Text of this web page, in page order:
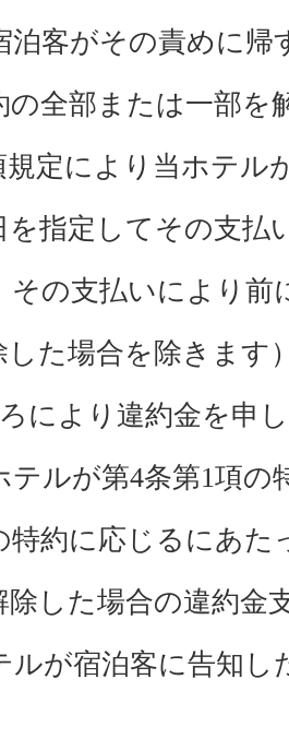
泊客がその責めに帰
の全部または一部を
規定により当ホテル
を指定してその支払
その支払いにより前
した場合を除きます
により違約金を申
テルが第4条第1項の
特約に応じるにあた
除した場合の違約金
ルが宿泊客に告知し